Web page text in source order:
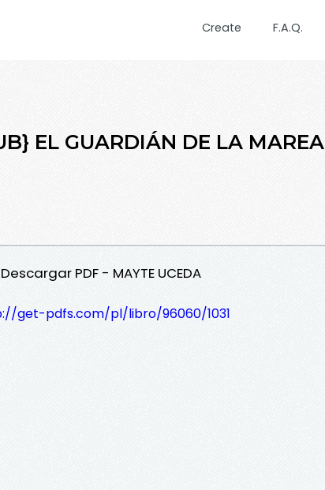
Create F.A.Q.
EL GUARDIÁN DE LA MAREA
Descargar PDF - MAYTE UCEDA
get-pdfs.com/pl/libro/96060/1031